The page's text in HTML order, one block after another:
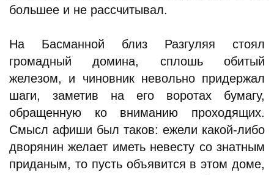
большее и не рассчитывал.
На Басманной близ Разгуляя стоял
громадный домина, сплошь обитый
железом, и чиновник невольно придержал
шаги, заметив на его воротах бумагу,
обращенную ко вниманию проходящих.
Смысл афиши был таков: ежели какой-либо
дворянин желает иметь невесту со знатным
приданым, то пусть объявится в этом доме,